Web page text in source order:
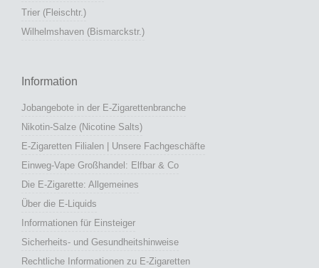
Trier (Fleischtr.)
Wilhelmshaven (Bismarckstr.)
Information
Jobangebote in der E-Zigarettenbranche
Nikotin-Salze (Nicotine Salts)
E-Zigaretten Filialen | Unsere Fachgeschäfte
Einweg-Vape Großhandel: Elfbar & Co
Die E-Zigarette: Allgemeines
Über die E-Liquids
Informationen für Einsteiger
Sicherheits- und Gesundheitshinweise
Rechtliche Informationen zu E-Zigaretten